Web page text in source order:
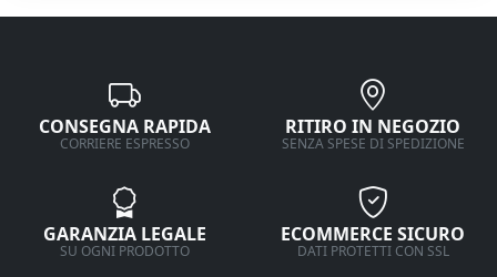
CONSEGNA RAPIDA
CORRIERE ESPRESSO
RITIRO IN NEGOZIO
SENZA SPESE DI SPEDIZIONE
GARANZIA LEGALE
SU OGNI PRODOTTO
ECOMMERCE SICURO
DATI PROTETTI CON SSL